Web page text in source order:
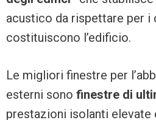
acustico da rispettare per i
costituiscono l’edificio.
Le migliori finestre per
esterni sono finestre di
prestazioni isolanti elevate